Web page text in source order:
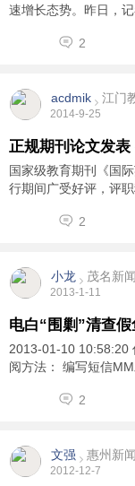
速增长态势。昨日，
1941.9万美元，创
况下，今年前5个月，
2
acdmik 江门
2014-9-25
正规期刊论文发
国家级教育期刊《国
行期间广受好评，评
可。作者投稿文章主
2
小龙 茂名新闻
2013-1-11
电白“围剿”清查
2013-01-10 10:58:20
阅方法： 编写短信
息，其中提到电白县
2
文强 惠州新闻
2012-12-7